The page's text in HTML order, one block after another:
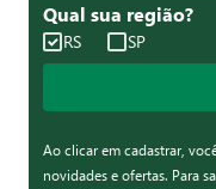
Qual sua região?
RS SP
Ao clicar em cadastrar,
novidades e ofertas. Para